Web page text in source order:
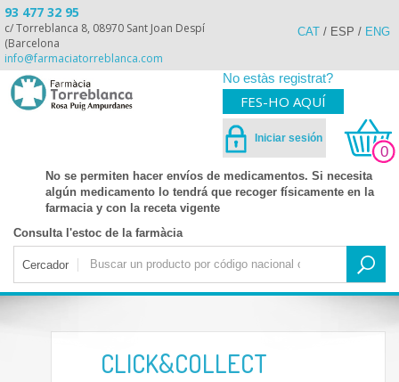
93 477 32 95
c/ Torreblanca 8, 08970 Sant Joan Despí
(Barcelona
info@farmaciatorreblanca.com
CAT / ESP / ENG
No estàs registrat?
FES-HO AQUÍ
Iniciar sesión
0
No se permiten hacer envíos de medicamentos. Si necesita
algún medicamento lo tendrá que recoger físicamente en la
farmacia y con la receta vigente
Consulta l'estoc de la farmàcia
Cercador
CLICK&COLLECT